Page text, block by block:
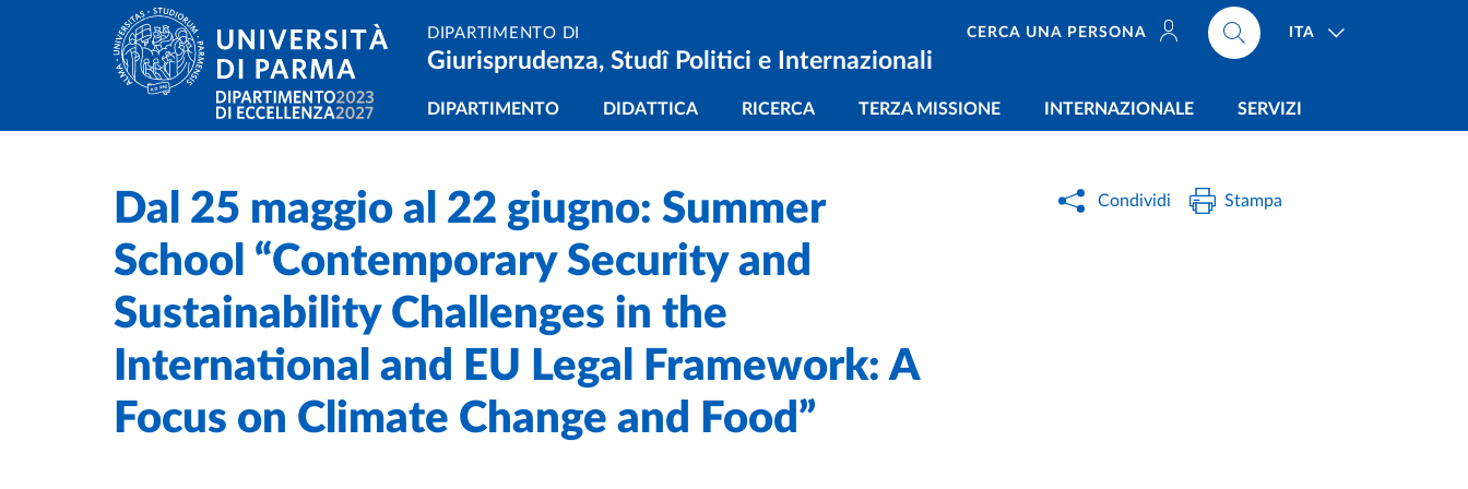
Salta al contenuto principale
Skip to footer
DIPARTIMENTO DI
Giurisprudenza, Studî Politici e Internazionali
CERCA UNA PERSONA ITA
Navigazione principale
DIPARTIMENTO DIDATTICA RICERCA TERZA MISSIONE INTERNAZIONALE SERVIZI
Home
Dal 25 maggio al 22 giugno: Summer
School “Contemporary Security and
Sustainability Challenges in the
International and EU Legal Framework: A
Focus on Climate Change and Food”
Condividi Stampa